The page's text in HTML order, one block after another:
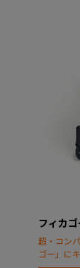
フィカ
超・コン
ゴー」に